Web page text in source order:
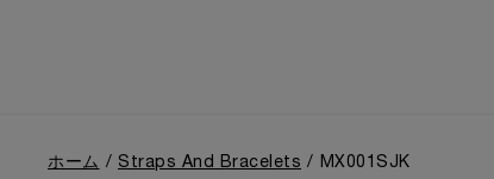
ホーム Straps And Bracelets MX001SJK